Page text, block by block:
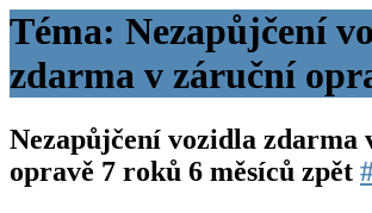
Téma: Nezapůjčení
zdarma v záruční
Nezapůjčení vozidla zdarma
opravě 7 roků 6 měsíců zpět